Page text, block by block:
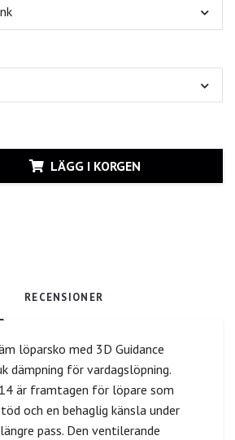
LÄGG I KORGEN
RECENSIONER
löparsko med 3D Guidance
dämpning för vardagslöpning.
är framtagen för löpare som
och en behaglig känsla under
pass. Den ventilerande